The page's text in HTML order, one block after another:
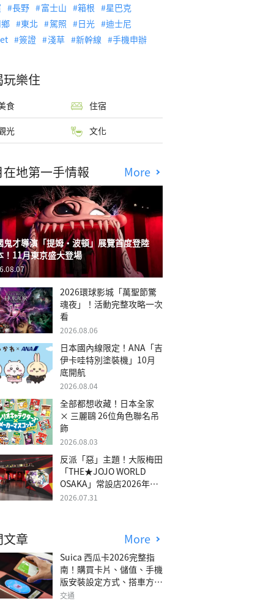
長野 富士山 箱根
星巴克
東北 駕照 日光
迪士尼
簽證 淺草 新幹線 手機申辦
樂住
食 住宿
光 文化
地第一手情報 More
鬼才導演「提姆・波頓」展覽首度登陸
！11月東京盛大登場
2026環球影城「萬聖節驚
魂夜」！活動完整攻略一次
看
2026.08.06
日本國內線限定！ANA「吉
伊卡哇特別塗裝機」10月
底開航
2026.08.04
全部都想收藏！日本全家
× 三麗鷗 26位角色聯名吊
飾
2026.08.03
反派「惡」主題！大阪梅田
「THE★JOJO WORLD
OSAKA」常設店2026年冬
季開幕
2026.07.31
章 More
Suica 西瓜卡2026完整指
南！購買卡片、儲值、手機
版安裝設定方式、搭車方
法、常見問題解答！
交通